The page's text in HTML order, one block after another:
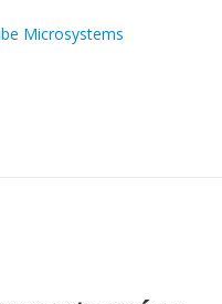
Microsystems